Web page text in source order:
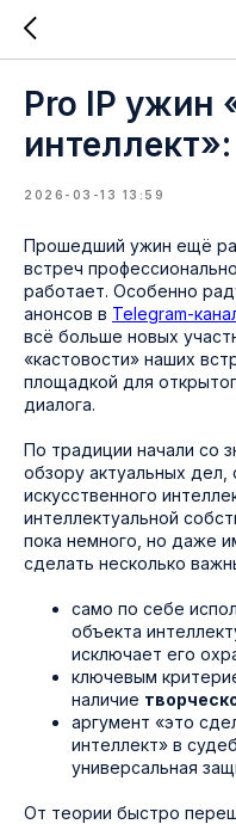
Pro IP ужин
2026-03-13 13:59
Прошедший ужин ещё
встреч
работает. Особенно
анонсов в Telegram-
всё больше новых
«кастовости» наших
площадкой для
диалога.
По традиции начали со
обзору актуальных дел,
искусственного
интеллектуальной
пока немного, но даже
сделать несколько
само по себе
объекта
исключает его
ключевым
наличие
аргумент «это
интеллект» в
универсальная
От теории быстро